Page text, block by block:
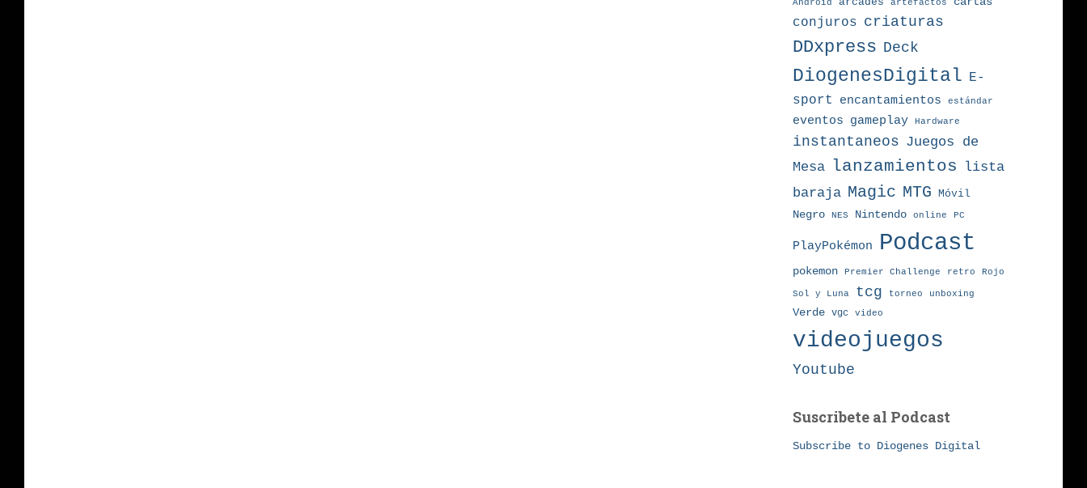
artefactos
conjuros criaturas
DDxpress Deck
DiogenesDigital E-
sport
encantamientos estándar
eventos gameplay Hardware
instantaneos Juegos de
Mesa
lanzamientos
lista
baraja Magic MTG Móvil
Negro
NES Nintendo online PC
PlayPokémon Podcast
pokemon Premier Challenge retro Rojo
Sol y Luna tcg torneo unboxing
Verde vgc video
videojuegos
Youtube
Suscribete al Podcast
Subscribe to Diogenes Digital